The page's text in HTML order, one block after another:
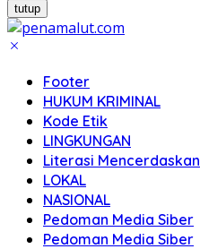
tutup
Footer
HUKUM KRIMINAL
Kode Etik
LINGKUNGAN
Literasi Mencerdaskan
LOKAL
NASIONAL
Pedoman Media Siber
Pedoman Media Siber